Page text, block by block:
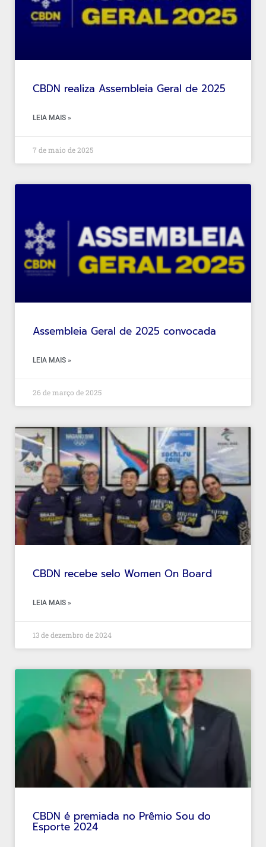
CBDN realiza Assembleia Geral de 2025
LEIA MAIS »
7 de maio de 2025
Assembleia Geral de 2025 convocada
LEIA MAIS »
26 de março de 2025
CBDN recebe selo Women On Board
LEIA MAIS »
13 de dezembro de 2024
CBDN é premiada no Prêmio Sou do
Esporte 2024